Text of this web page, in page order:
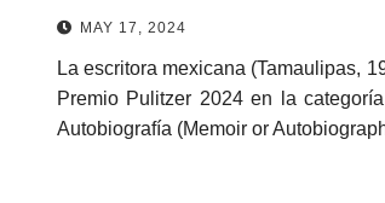
MAY 17, 2024
La escritora mexicana (Tamaulipas,
Premio Pulitzer 2024 en la
Autobiografía (Memoir or